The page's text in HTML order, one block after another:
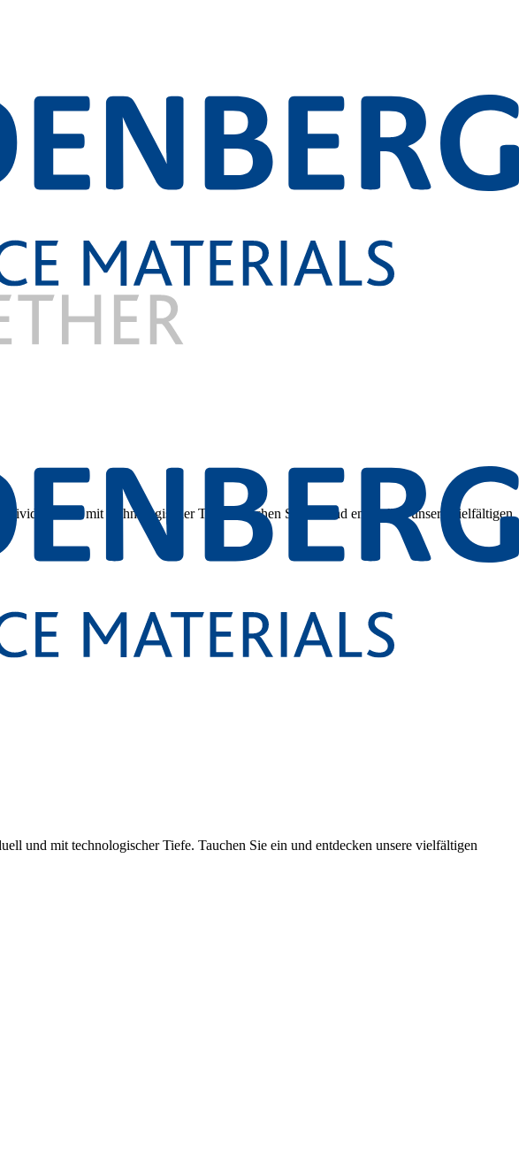
und mit technologischer Tiefe. Tauchen Sie ein und entdecken unsere vielfältigen
und mit technologischer Tiefe. Tauchen Sie ein und entdecken unsere vielfältigen